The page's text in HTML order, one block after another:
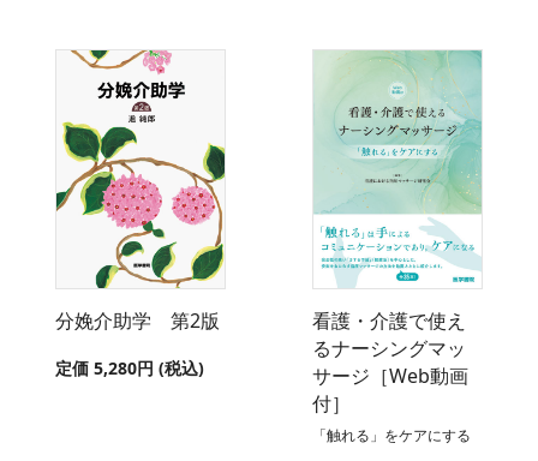
分娩介助学 第2版
定価 5,280円 (税込)
看護・介護で使え
るナーシングマッ
サージ［Web動画
付］
「触れる」をケアにする